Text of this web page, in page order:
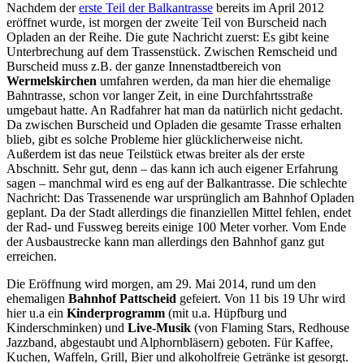
Nachdem dererste Teil der Balkantrasse bereits im April 2012
eröffnet wurde, ist morgen der zweite Teil von Burscheid nach
Opladen an der Reihe. Die gute Nachricht zuerst: Es gibt keine
Unterbrechung auf dem Trassenstück. Zwischen Remscheid und
Burscheid muss z.B. der ganze Innenstadtbereich von
Wermelskirchen umfahren werden, da man hier die ehemalige
Bahntrasse, schon vor langer Zeit, in eine Durchfahrtsstraße
umgebaut hatte. An Radfahrer hat man da natürlich nicht gedacht.
Da zwischen Burscheid und Opladen die gesamte Trasse erhalten
blieb, gibt es solche Probleme hier glücklicherweise nicht.
Außerdem ist das neue Teilstück etwas breiter als der erste
Abschnitt. Sehr gut, denn – das kann ich auch eigener Erfahrung
sagen – manchmal wird es eng auf der Balkantrasse. Die schlechte
Nachricht: Das Trassenende war ursprünglich am Bahnhof Opladen
geplant. Da der Stadt allerdings die finanziellen Mittel fehlen, endet
der Rad- und Fussweg bereits einige 100 Meter vorher. Vom Ende
der Ausbaustrecke kann man allerdings den Bahnhof ganz gut
erreichen.
Die Eröffnung wird morgen, am 29. Mai 2014, rund um den
ehemaligen Bahnhof Pattscheid gefeiert. Von 11 bis 19 Uhr wird
hier u.a ein Kinderprogramm (mit u.a. Hüpfburg und
Kinderschminken) und Live-Musik (von Flaming Stars, Redhouse
Jazzband, abgestaubt und Alphornbläsern) geboten. Für Kaffee,
Kuchen, Waffeln, Grill, Bier und alkoholfreie Getränke ist gesorgt.